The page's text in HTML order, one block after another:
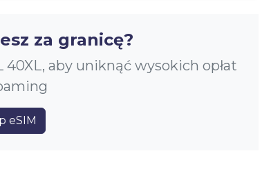
za granicę?
aby uniknąć wysokich opłat
eSIM